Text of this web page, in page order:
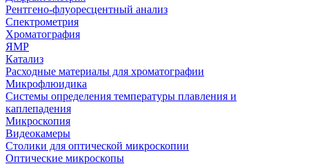
Рентгено-флуоресцентный анализ
Спектрометрия
Хроматография
ЯМР
Катализ
Расходные материалы для хроматографии
Микрофлюидика
Системы определения температуры плавления и
каплепадения
Микроскопия
Видеокамеры
Столики для оптической микроскопии
Оптические микроскопы